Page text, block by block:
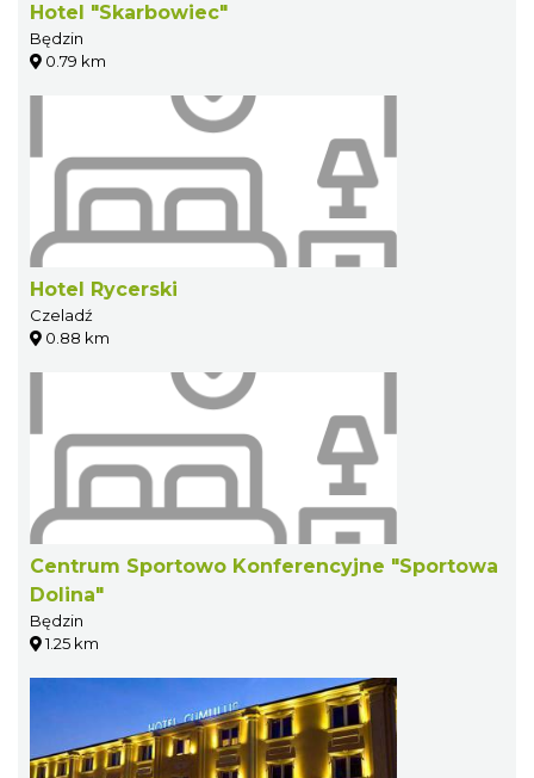
Hotel "Skarbowiec"
Będzin
0.79 km
Hotel Rycerski
Czeladź
0.88 km
Centrum Sportowo Konferencyjne "Sportowa
Dolina"
Będzin
1.25 km